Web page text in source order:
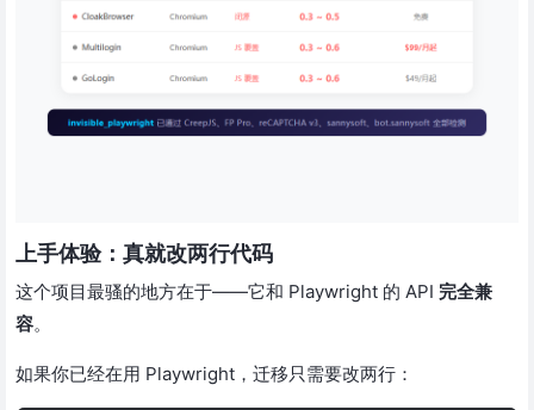
上手体验：真就改两行代码
这个项目最骚的地方在于——它和 Playwright 的 API 完全兼
容。
如果你已经在用 Playwright，迁移只需要改两行：